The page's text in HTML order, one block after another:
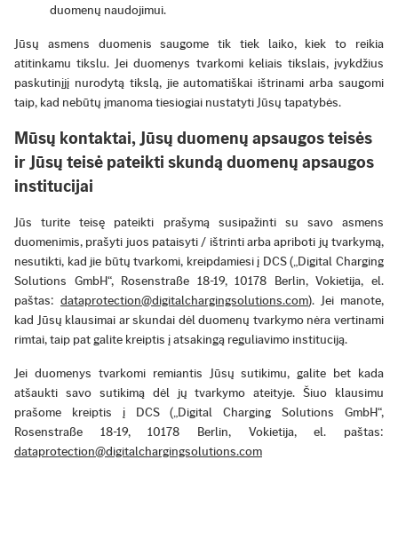
duomenų naudojimui.
Jūsų asmens duomenis saugome tik tiek laiko, kiek to reikia
atitinkamu tikslu. Jei duomenys tvarkomi keliais tikslais, įvykdžius
paskutinįjį nurodytą tikslą, jie automatiškai ištrinami arba saugomi
taip, kad nebūtų įmanoma tiesiogiai nustatyti Jūsų tapatybės.
Mūsų kontaktai, Jūsų duomenų apsaugos teisės
ir Jūsų teisė pateikti skundą duomenų apsaugos
institucijai
Jūs turite teisę pateikti prašymą susipažinti su savo asmens
duomenimis, prašyti juos pataisyti / ištrinti arba apriboti jų tvarkymą,
nesutikti, kad jie būtų tvarkomi, kreipdamiesi į DCS („Digital Charging
Solutions GmbH“, Rosenstraße 18-19, 10178 Berlin, Vokietija, el.
paštas: dataprotection@digitalchargingsolutions.com). Jei manote,
kad Jūsų klausimai ar skundai dėl duomenų tvarkymo nėra vertinami
rimtai, taip pat galite kreiptis į atsakingą reguliavimo instituciją.
Jei duomenys tvarkomi remiantis Jūsų sutikimu, galite bet kada
atšaukti savo sutikimą dėl jų tvarkymo ateityje. Šiuo klausimu
prašome kreiptis į DCS („Digital Charging Solutions GmbH“,
Rosenstraße 18-19, 10178 Berlin, Vokietija, el. paštas:
dataprotection@digitalchargingsolutions.com